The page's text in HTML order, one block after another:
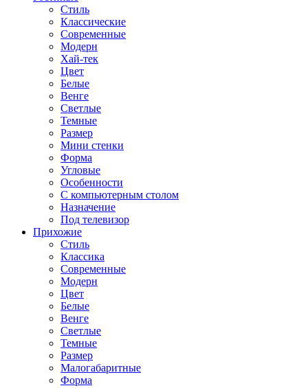
Стиль
Классические
Современные
Модерн
Хай-тек
Цвет
Белые
Венге
Светлые
Темные
Размер
Мини стенки
Форма
Угловые
Особенности
С компьютерным столом
Назначение
Под телевизор
Прихожие
Стиль
Классика
Современные
Модерн
Цвет
Белые
Венге
Светлые
Темные
Размер
Малогабаритные
Форма